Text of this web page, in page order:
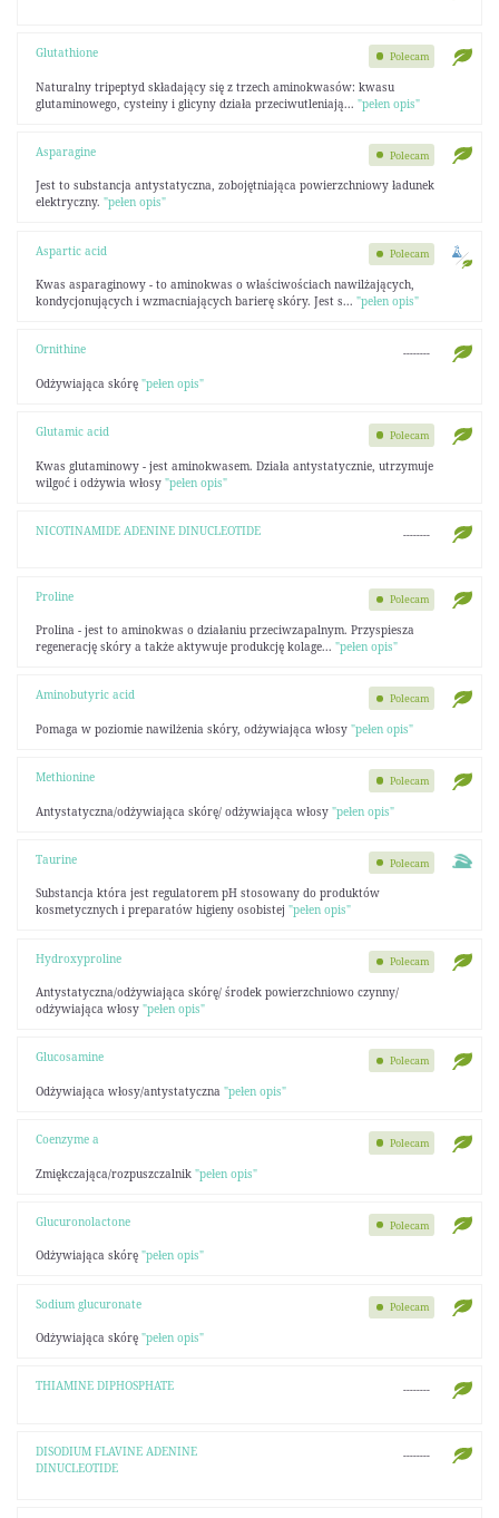
Glutathione
Naturalny tripeptyd składający się z trzech aminokwasów: kwasu
glutaminowego, cysteiny i glicyny działa przeciwutleniają... "pełen opis"
Polecam
Asparagine
Jest to substancja antystatyczna, zobojętniająca powierzchniowy ładunek
elektryczny. "pełen opis"
Polecam
Aspartic acid
Kwas asparaginowy - to aminokwas o właściwościach nawilżających,
kondycjonujących i wzmacniających barierę skóry. Jest s... "pełen opis"
Polecam
Ornithine
Odżywiająca skórę "pełen opis"
--------
Glutamic acid
Kwas glutaminowy - jest aminokwasem. Działa antystatycznie, utrzymuje
wilgoć i odżywia włosy "pełen opis"
Polecam
NICOTINAMIDE ADENINE DINUCLEOTIDE --------
Proline
Prolina - jest to aminokwas o działaniu przeciwzapalnym. Przyspiesza
regenerację skóry a także aktywuje produkcję kolage... "pełen opis"
Polecam
Aminobutyric acid
Pomaga w poziomie nawilżenia skóry, odżywiająca włosy "pełen opis"
Polecam
Methionine
Antystatyczna/odżywiająca skórę/ odżywiająca włosy "pełen opis"
Polecam
Taurine
Substancja która jest regulatorem pH stosowany do produktów
kosmetycznych i preparatów higieny osobistej "pełen opis"
Polecam
Hydroxyproline
Antystatyczna/odżywiająca skórę/ środek powierzchniowo czynny/
odżywiająca włosy "pełen opis"
Polecam
Glucosamine
Odżywiająca włosy/antystatyczna "pełen opis"
Polecam
Coenzyme a
Zmiękczająca/rozpuszczalnik "pełen opis"
Polecam
Glucuronolactone
Odżywiająca skórę "pełen opis"
Polecam
Sodium glucuronate
Odżywiająca skórę "pełen opis"
Polecam
THIAMINE DIPHOSPHATE --------
DISODIUM FLAVINE ADENINE
DINUCLEOTIDE
--------